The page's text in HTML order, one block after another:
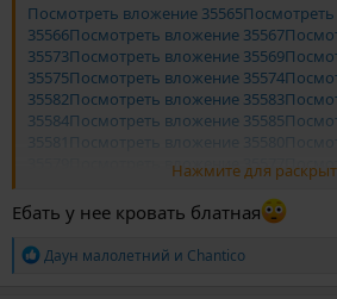
Посмотреть вложение 35565
35566Посмотреть вложение 35567
35573Посмотреть вложение 35569
35575Посмотреть вложение 35574
35582Посмотреть вложение 35583
35584Посмотреть вложение 35585
35581
Посмотреть вложение 35580
Посмотреть вложение 35577
Посмотреть вложение 35576
Нажмите для
Ебать у нее кровать блатная
РДаун малолетний и Chantico